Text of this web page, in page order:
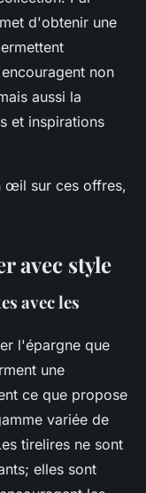
d'obtenir une
non
aussi la
et inspirations
œil sur ces offres,
avec style
avec les
l'épargne que
une
ce que propose
variée de
tirelires ne sont
elles sont